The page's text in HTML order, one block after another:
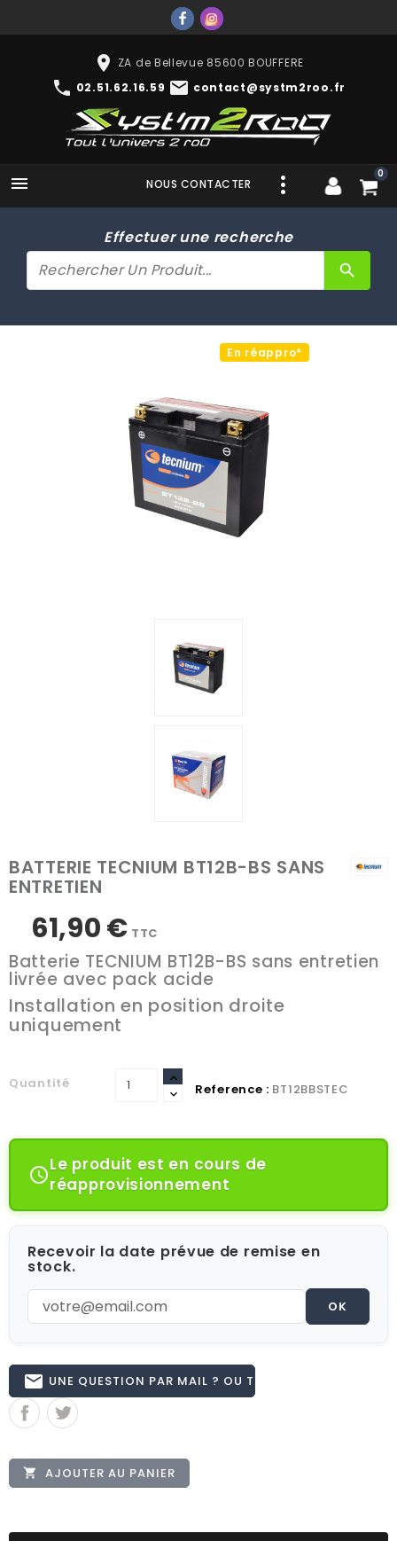
place ZA de Bellevue 85600 BOUFFERE
phone 02.51.62.16.59 mail contact@systm2roo.fr
 0
NOUS CONTACTER
Effectuer une recherche
search
En réappro*
BATTERIE TECNIUM BT12B-BS SANS
ENTRETIEN
61,90 € TTC
Batterie TECNIUM BT12B-BS sans entretien
livrée avec pack acide
Installation en position droite
uniquement
Quantité Reference : BT12BBSTEC
Le produit est en cours de
réapprovisionnement
Recevoir la date prévue de remise en
stock.
OK
email UNE QUESTION PAR MAIL ? OU TÉL 02.51.62.16.59
 AJOUTER AU PANIER